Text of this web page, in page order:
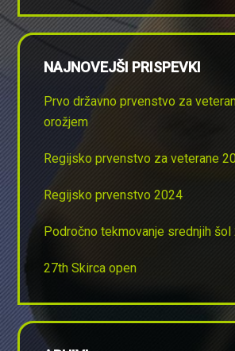
NAJNOVEJŠI PRISPEVKI
Prvo državno prvenstvo za
orožjem
Regijsko prvenstvo za veterane
Regijsko prvenstvo 2024
Področno tekmovanje srednjih šol
27th Skirca open